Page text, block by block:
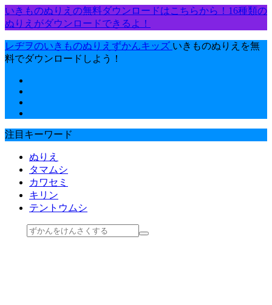
いきものぬりえの無料ダウンロードはこちらから！16種類の
ぬりえがダウンロードできるよ！
レヂヲのいきものぬりえずかんキッズ いきものぬりえを無
料でダウンロードしよう！
注目キーワード
ぬりえ
タマムシ
カワセミ
キリン
テントウムシ